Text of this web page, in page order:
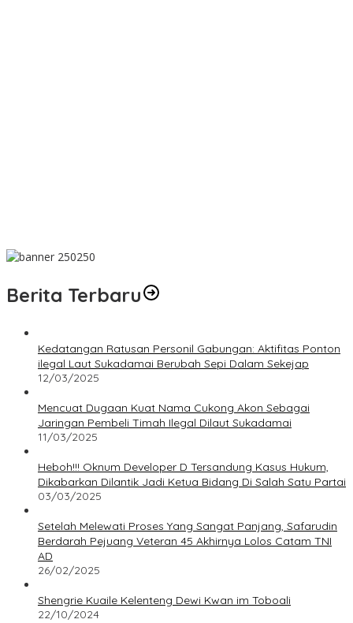
Berita Terbaru
Kedatangan Ratusan Personil Gabungan: Aktifitas Ponton
ilegal Laut Sukadamai Berubah Sepi Dalam Sekejap
12/03/2025
Mencuat Dugaan Kuat Nama Cukong Akon Sebagai
Jaringan Pembeli Timah Ilegal Dilaut Sukadamai
11/03/2025
Heboh!!! Oknum Developer D Tersandung Kasus Hukum,
Dikabarkan Dilantik Jadi Ketua Bidang Di Salah Satu Partai
03/03/2025
Setelah Melewati Proses Yang Sangat Panjang, Safarudin
Berdarah Pejuang Veteran 45 Akhirnya Lolos Catam TNI
AD
26/02/2025
Shengrie Kuaile Kelenteng Dewi Kwan im Toboali
22/10/2024